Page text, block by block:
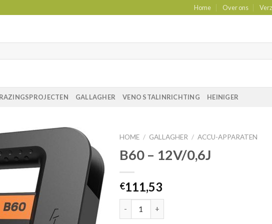
Home Over ons
GALLAGHER VENO STALINRICHTING HEINIGER
HOME / GALLAGHER / ACCU-APPARATEN
B60 – 12V/0,6J
€111,53